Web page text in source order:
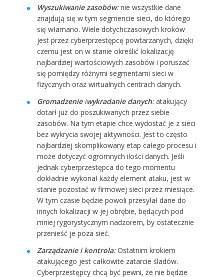
Wyszukiwanie zasobów:nie wszystkie dane
znajdują się w tym segmencie sieci, do którego
się włamano. Wiele dotychczasowych kroków
jest przez cyberprzestępcę powtarzanych, dzięki
czemu jest on w stanie określić lokalizację
najbardziej wartościowych zasobów i poruszać
się pomiędzy różnymi segmentami sieci w
fizycznych oraz wirtualnych centrach danych.
Gromadzenie iwykradanie danych:atakujący
dotarł już do poszukiwanych przez siebie
zasobów. Na tym etapie chce wydostać je z sieci
bez wykrycia swojej aktywności. Jest to często
najbardziej skomplikowany etap całego procesu i
może dotyczyć ogromnych ilości danych. Jeśli
jednak cyberprzestępca do tego momentu
dokładnie wykonał każdy element ataku, jest w
stanie pozostać w firmowej sieci przez miesiące.
W tym czasie będzie powoli przesyłał dane do
innych lokalizacji w jej obrębie, będących pod
mniej rygorystycznym nadzorem, by ostatecznie
przenieść je poza sieć.
Zarządzanie i kontrola:Ostatnim krokiem
atakującego jest całkowite zatarcie śladów.
Cyberprzestępcy chcą być pewni, że nie będzie